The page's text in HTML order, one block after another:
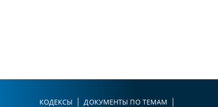
КОДЕКСЫ
ДОКУМЕНТЫ ПО ТЕМАМ